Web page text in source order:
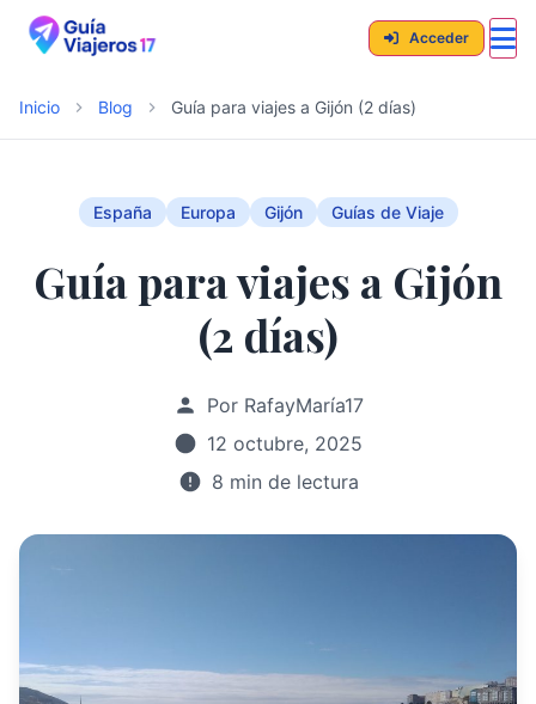
Acceder
Inicio Blog Guía para viajes a Gijón (2 días)
España Europa Gijón Guías de Viaje
Guía para viajes a Gijón
(2 días)
Por RafayMaría17
12 octubre, 2025
8 min de lectura